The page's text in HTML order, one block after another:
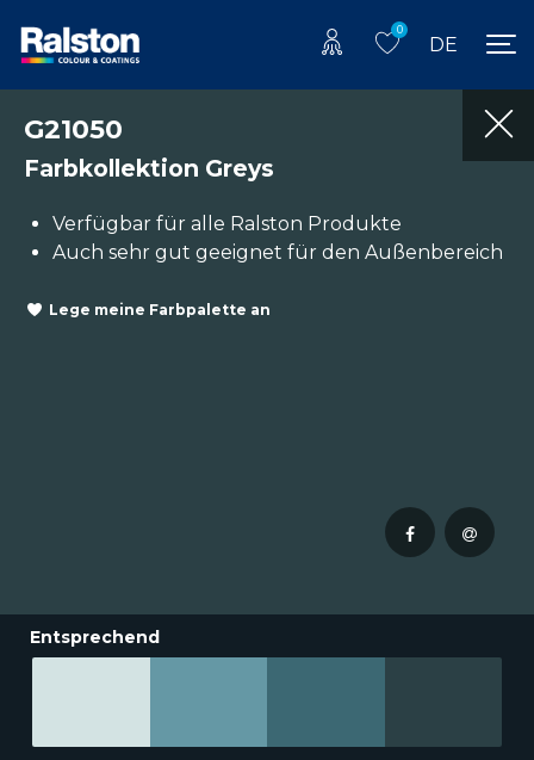
0
DE
G21050
Farbkollektion Greys
Verfügbar für alle Ralston Produkte
Auch sehr gut geeignet für den Außenbereich
Lege meine Farbpalette an
Entsprechend